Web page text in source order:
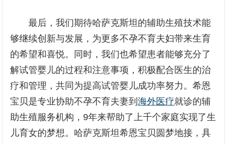
最后，我们期待哈萨克斯坦的辅助生殖技术能
够继续创新与发展，为更多不孕不育夫妇带来生育
的希望和喜悦。同时，我们也希望患者能够充分了
解试管婴儿的过程和注意事项，积极配合医生的治
疗和管理，共同为提高试管婴儿成功率努力。希恩
宝贝是专业协助不孕不育夫妻到海外医疗就诊的辅
助生殖服务机构，9年来帮助了上千个家庭实现了生
儿育女的梦想。哈萨克斯坦希恩宝贝圆梦地接，具